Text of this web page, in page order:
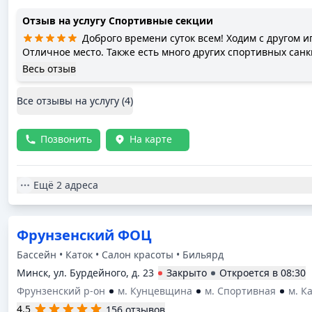
Отзыв на услугу Спортивные секции
Доброго времени суток всем! Ходим с другом
Отличное место. Также есть много других спортивных
чтобы занять досуг детей и свой.
Весь отзыв
Все отзывы на услугу (4)
Позвонить На карте
Ещё 2 адреса
Фрунзенский ФОЦ
Бассейн • Каток • Салон красоты • Бильярд
Минск, ул. Бурдейного, д. 23
Закрыто Откроется в 08:30
Фрунзенский р-он
м. Кунцевщина м. Спортивная
м.
4.5
156 отзывов